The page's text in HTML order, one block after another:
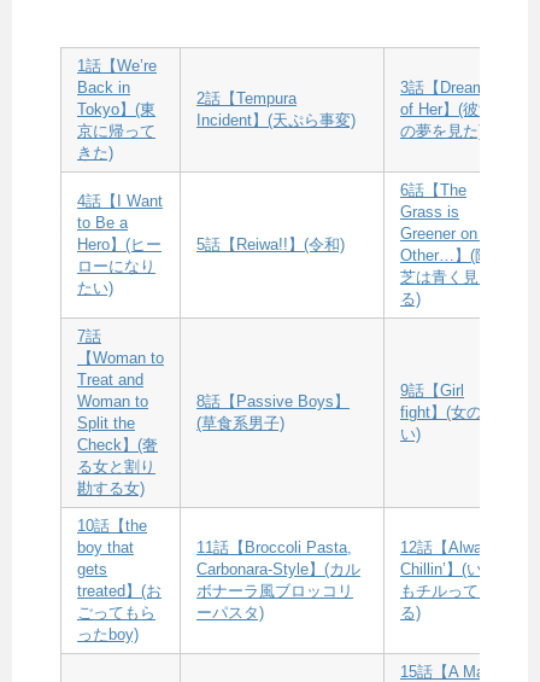
1話【We’re
Back in
Tokyo】(東
京に帰って
きた)
2話【Tempura
Incident】(天ぷら事変)
3話【Dreamed
of Her】(彼女
の夢を見た)
4話【I Want
to Be a
Hero】(ヒー
ローになり
たい)
5話【Reiwa!!】(令和)
6話【The
Grass is
Greener on the
Other…】(隣の
芝は青く見え
る)
7話
【Woman to
Treat and
Woman to
Split the
Check】(奢
る女と割り
勘する女)
8話【Passive Boys】
(草食系男子)
9話【Girl
fight】(女の闘
い)
10話【the
boy that
gets
treated】(お
ごってもら
ったboy)
11話【Broccoli Pasta,
Carbonara-Style】(カル
ボナーラ風ブロッコリ
ーパスタ)
12話【Always
Chillin’】(いつ
もチルってい
る)
15話【A Man’s